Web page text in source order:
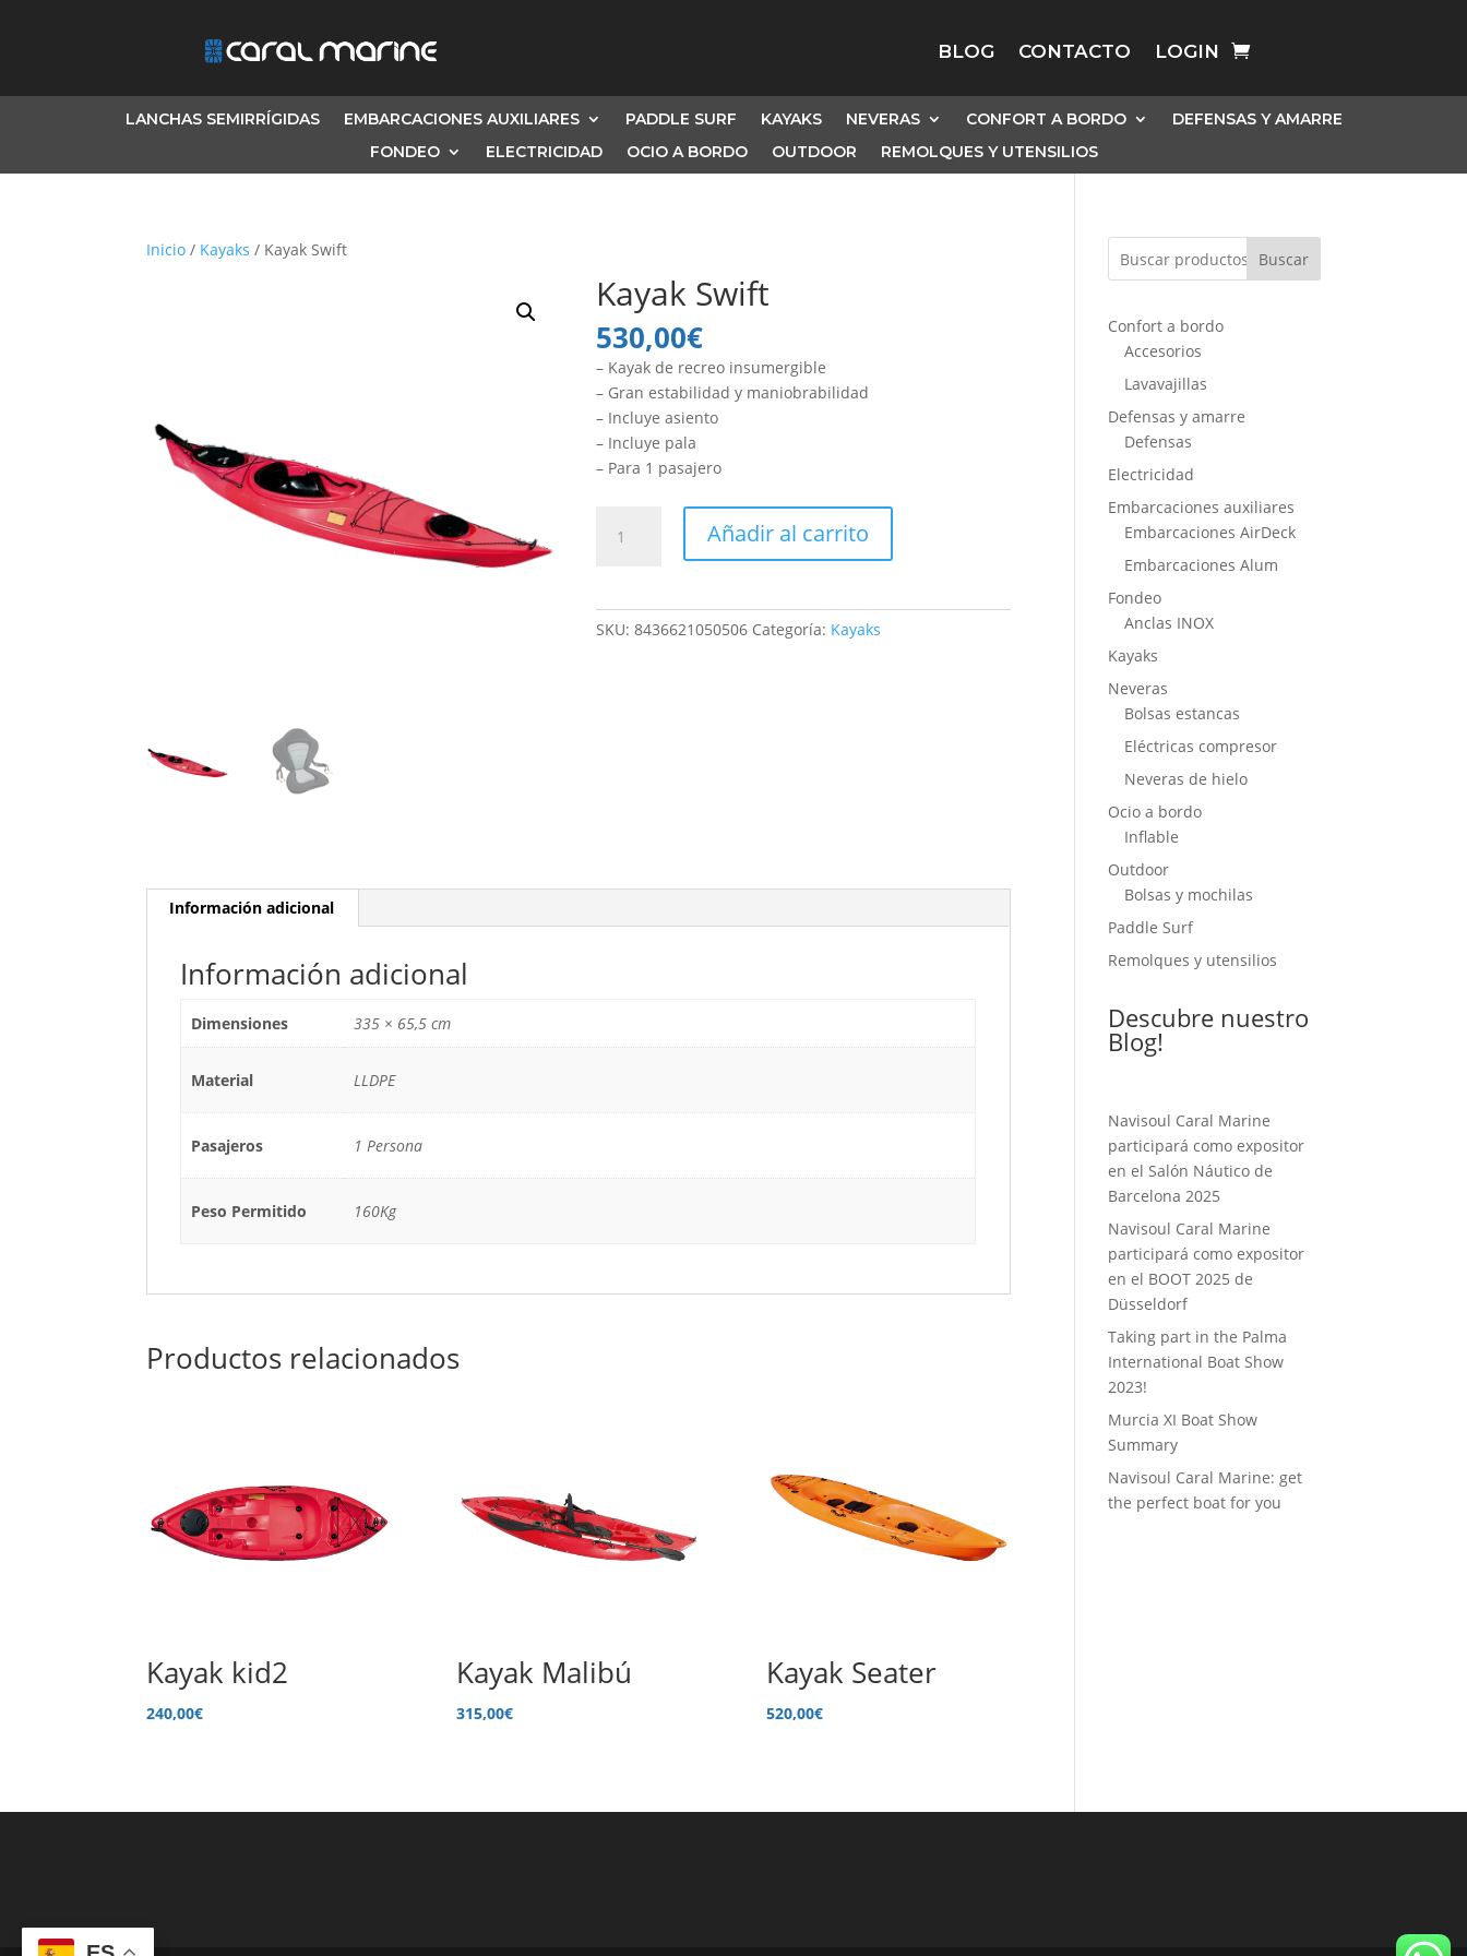
BLOG CONTACTO LOGIN
LANCHAS SEMIRRÍGIDAS EMBARCACIONES AUXILIARES PADDLE SURF KAYAKS NEVERAS CONFORT A BORDO
DEFENSAS Y AMARRE
FONDEO
ELECTRICIDAD OCIO A BORDO OUTDOOR REMOLQUES Y UTENSILIOS
Inicio / Kayaks / Kayak Swift
Kayak Swift
530,00€
– Kayak de recreo insumergible
– Gran estabilidad y maniobrabilidad
– Incluye asiento
– Incluye pala
– Para 1 pasajero
Swift
Añadir al carrito
SKU:8436621050506 Categoría: Kayaks
Información adicional
Información adicional
Dimensiones 335 × 65,5 cm
Material LLDPE
Pasajeros 1 Persona
Peso Permitido 160Kg
Productos relacionados
Kayak kid2
240,00€
Kayak Malibú
315,00€
Kayak Seater
520,00€
Buscar
Confort a bordo
Accesorios
Lavavajillas
Defensas y amarre
Defensas
Electricidad
Embarcaciones auxiliares
Embarcaciones AirDeck
Embarcaciones Alum
Fondeo
Anclas INOX
Kayaks
Neveras
Bolsas estancas
Eléctricas compresor
Neveras de hielo
Ocio a bordo
Inflable
Outdoor
Bolsas y mochilas
Paddle Surf
Remolques y utensilios
Descubre nuestro
Blog!
Navisoul Caral Marine
participará como expositor
en el Salón Náutico de
Barcelona 2025
Navisoul Caral Marine
participará como expositor
en el BOOT 2025 de
Düsseldorf
Taking part in the Palma
International Boat Show
2023!
Murcia XI Boat Show
Summary
Navisoul Caral Marine: get
the perfect boat for you